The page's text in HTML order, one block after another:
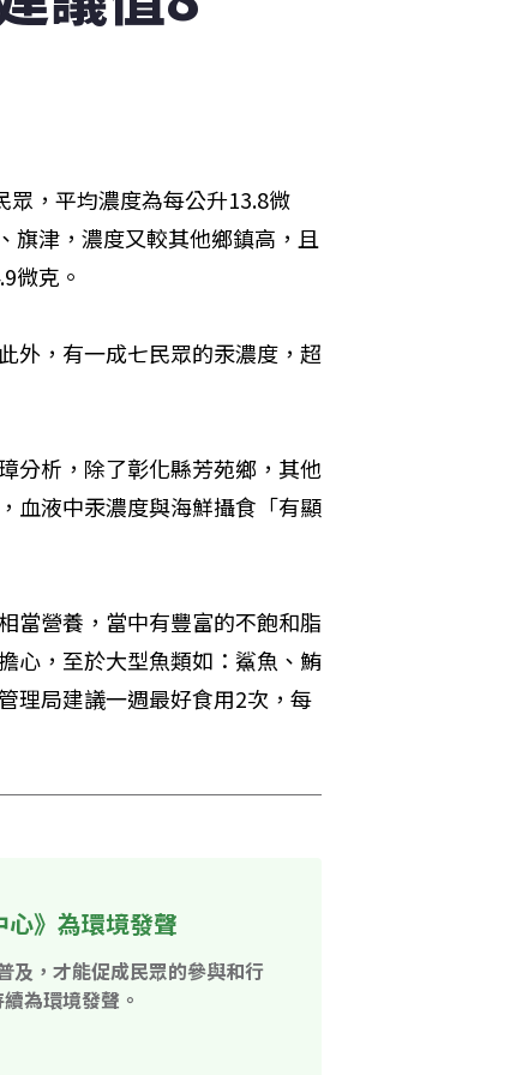
，平均濃度為每公升13.8微
旗津，濃度又較其他鄉鎮高，且
微克。
外，有一成七民眾的汞濃度，超
分析，除了彰化縣芳苑鄉，其他
血液中汞濃度與海鮮攝食「有顯
當營養，當中有豐富的不飽和脂
心，至於大型魚類如：鯊魚、鮪
理局建議一週最好食用2次，每
》為環境發聲
及，才能促成民眾的參與和行
為環境發聲。